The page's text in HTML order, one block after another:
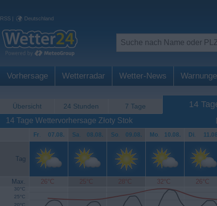
RSS | Deutschland
Vorhersage Wetterradar Wetter-News
Übersicht 24 Stunden 7 Tage 14
14 Tage Wettervorhersage Złoty Stok
Fr. 07.08. Sa. 08.08. So. 09.08. Mo. 10.08. Di.
Tag
Max. 26°C 25°C 28°C 32°C 26°C
20°C
25°C
30°C